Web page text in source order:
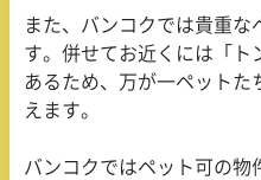
また、バンコクでは貴重な
す。併せてお近くには「ト
あるため、万が一ペットた
えます。
バンコクではペット可の